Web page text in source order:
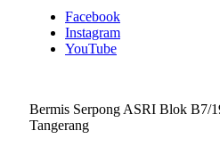
Facebook
Instagram
YouTube
Bermis Serpong ASRI Blok B7/
Tangerang